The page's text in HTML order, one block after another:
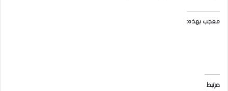
معجب بهذه:
مرتبط